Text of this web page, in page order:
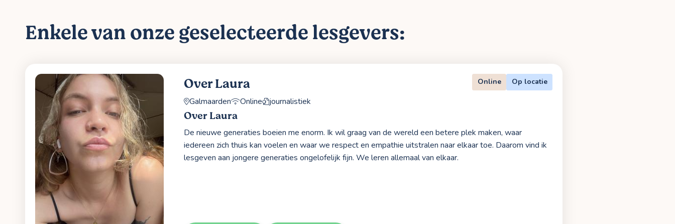
Enkele van onze geselecteerde lesgevers:
Over Laura Online Op locatie
Galmaarden Online journalistiek
Over Laura
De nieuwe generaties boeien me enorm. Ik wil graag van de wereld een betere plek maken, waar
iedereen zich thuis kan voelen en waar we respect en empathie uitstralen naar elkaar toe. Daarom vind ik
lesgeven aan jongere generaties ongelofelijk fijn. We leren allemaal van elkaar.